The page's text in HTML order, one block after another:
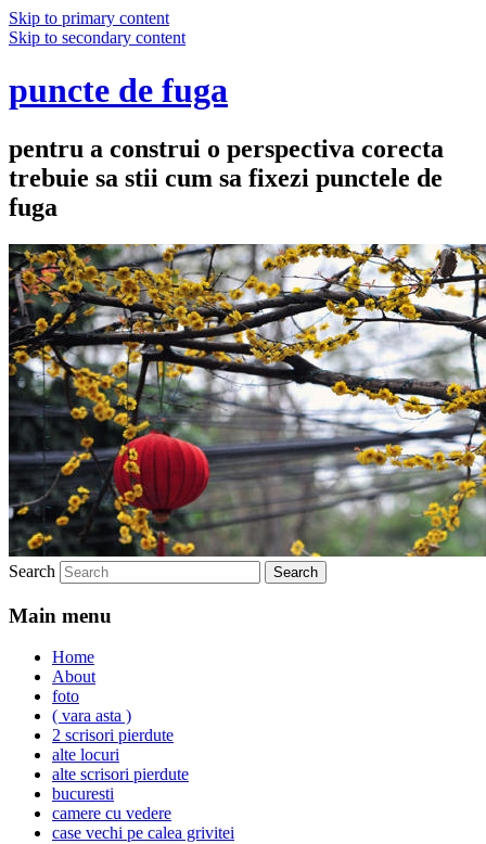
Skip to primary content
Skip to secondary content
puncte de fuga
pentru a construi o perspectiva corecta
trebuie sa stii cum sa fixezi punctele de
fuga
Search
Main menu
Home
About
foto
( vara asta )
2 scrisori pierdute
alte locuri
alte scrisori pierdute
bucuresti
camere cu vedere
case vechi pe calea grivitei